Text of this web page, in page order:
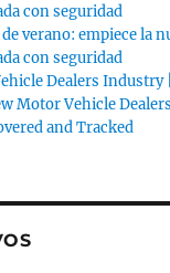
con seguridad
verano: empiece la
con seguridad
Dealers Industry
Motor Vehicle
and Tracked